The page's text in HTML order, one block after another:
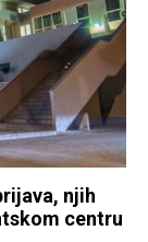
njih
centru